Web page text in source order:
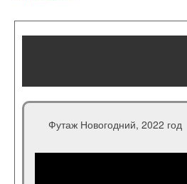
Футаж Новогодний, 2022 год